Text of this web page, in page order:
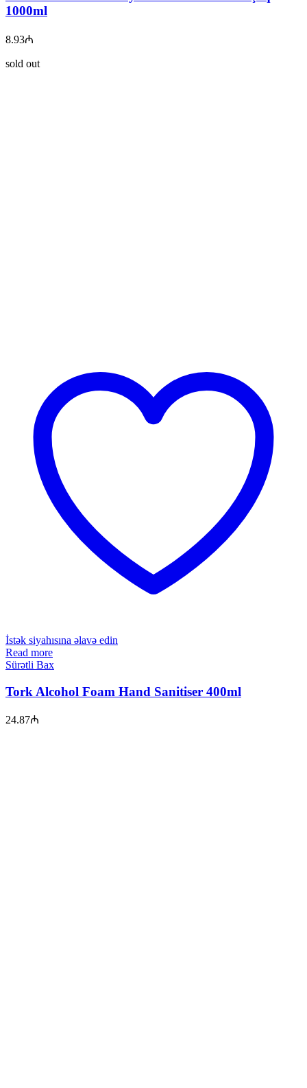
1000ml
8.93₼
sold out
İstək siyahısına əlavə edin
Read more
Sürətli Bax
Tork Alcohol Foam Hand Sanitiser 400ml
24.87₼